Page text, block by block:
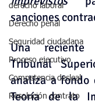
derecho laboral
Derecho penal
Seguridad ciudadana
Proceso ejecutivo
Competencia desleal
Resolución contrato
sanciones
Una reciente
Tribunal
analiza a fondo
Teoría de la